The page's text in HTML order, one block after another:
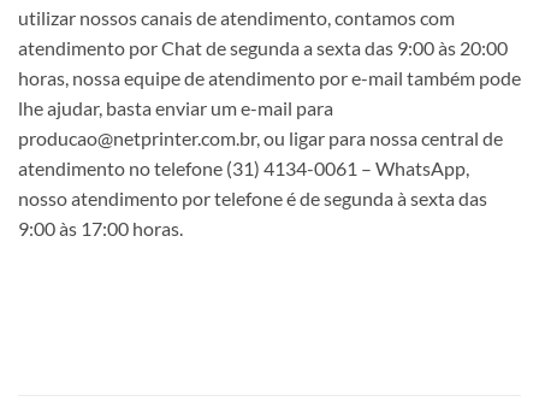
utilizar nossos canais de atendimento, contamos com
atendimento por Chat de segunda a sexta das 9:00 às 20:00
horas, nossa equipe de atendimento por e-mail também pode
lhe ajudar, basta enviar um e-mail para
producao@netprinter.com.br, ou ligar para nossa central de
atendimento no telefone (31) 4134-0061 – WhatsApp,
nosso atendimento por telefone é de segunda à sexta das
9:00 às 17:00 horas.